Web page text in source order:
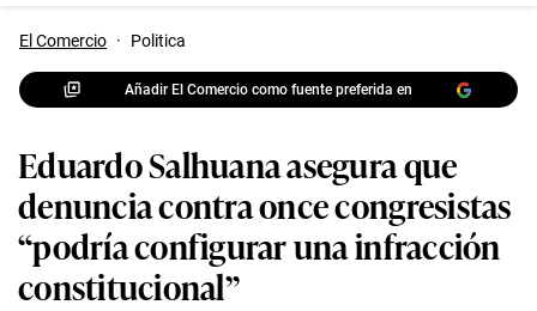
El Comercio · Politica
Añadir El Comercio como fuente preferida en
Eduardo Salhuana asegura que
denuncia contra once congresistas
“podría configurar una infracción
constitucional”